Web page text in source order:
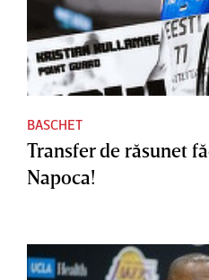
BASCHET
Transfer de răsunet
Napoca!